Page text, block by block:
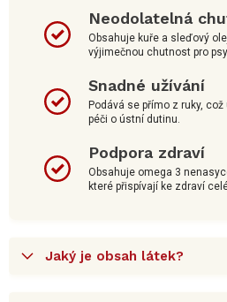
Neodolatelná
Obsahuje kuře a sleďový
výjimečnou chutnost pro
Snadné užívání
Podává se přímo z ruky,
péči o ústní dutinu.
Podpora zdraví
Obsahuje omega 3
které přispívají ke zdraví
Jaký je obsah látek?